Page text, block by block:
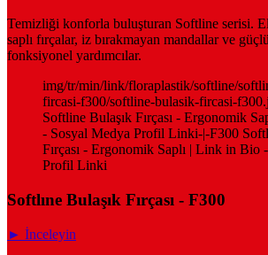
Temizliği konforla buluşturan Softline serisi.
saplı fırçalar, iz bırakmayan mandallar ve
fonksiyonel yardımcılar.
img/tr/min/link/floraplastik/softline/
fircasi-f300/softline-bulasik-fircasi-
Softline Bulaşık Fırçası - Ergonomik
- Sosyal Medya Profil Linki-|-F300
Fırçası - Ergonomik Saplı | Link in Bio
Profil Linki
Softlıne Bulaşık Fırçası - F300
► İnceleyin